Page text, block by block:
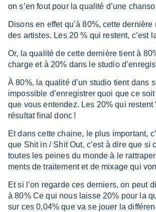
on s’en fout pour la qualité d’une
Disons en effet qu’à 80%, cette
des artistes. Les 20 % qui restent, c’est
Or, la qualité de cette dernière tient à
charge et à 20% dans le studio
À 80%, la qualité d’un studio tient dans
impos­sible d’en­re­gis­trer quoi que ce
que vous enten­dez. Les 20% qui restent
résul­tat final donc !
Et dans cette chaine, le plus impor­tant,
que Shit in / Shit Out, c’est à dire que
toutes les peines du monde à le
ments de trai­te­ment et de mixage qui
Et si l’on regarde ces derniers, on peut
à 80% Ce qui nous laisse 20% pour la
sur ces 0,04% que va se jouer la